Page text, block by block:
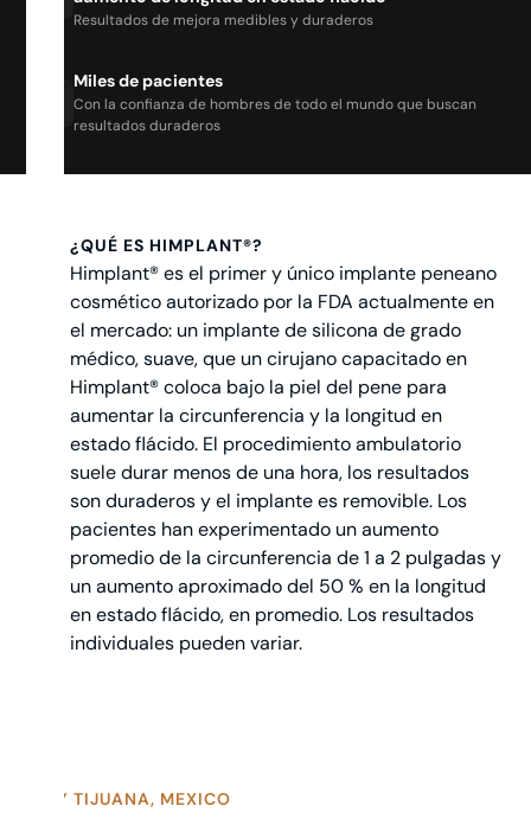
Resultados de mejora medibles y duraderos
Miles de pacientes
Con la confianza de hombres de todo el mundo que buscan
resultados duraderos
¿QUÉ ES HIMPLANT®?
Himplant® es el primer y único implante peneano
cosmético autorizado por la FDA actualmente en
el mercado: un implante de silicona de grado
médico, suave, que un cirujano capacitado en
Himplant® coloca bajo la piel del pene para
aumentar la circunferencia y la longitud en
estado flácido. El procedimiento ambulatorio
suele durar menos de una hora, los resultados
son duraderos y el implante es removible. Los
pacientes han experimentado un aumento
promedio de la circunferencia de 1 a 2 pulgadas y
un aumento aproximado del 50 % en la longitud
en estado flácido, en promedio. Los resultados
individuales pueden variar.
WHY TIJUANA, MEXICO